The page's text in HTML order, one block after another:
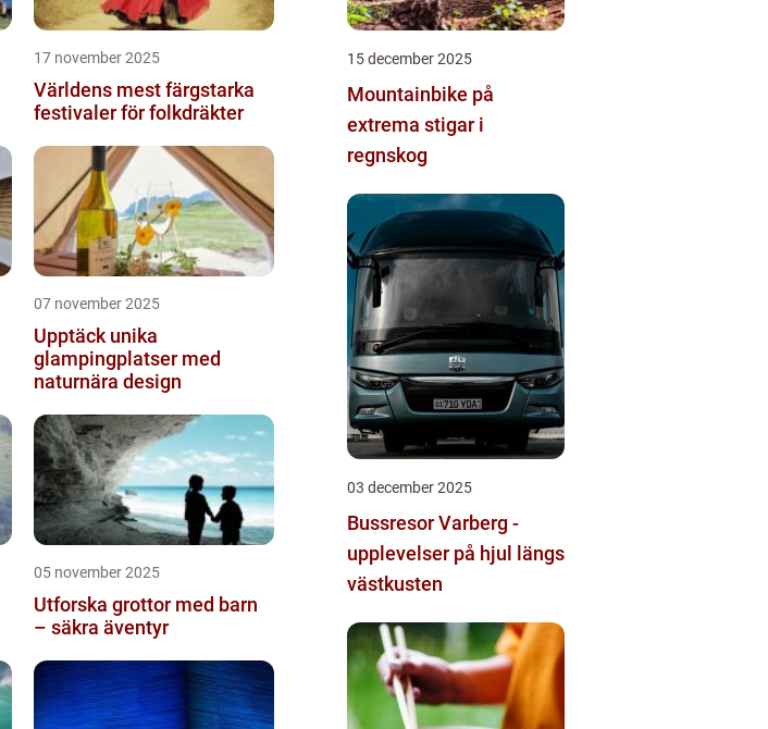
17 november 2025
Världens mest färgstarka
festivaler för folkdräkter
07 november 2025
Upptäck unika
glampingplatser med
naturnära design
05 november 2025
Utforska grottor med barn
– säkra äventyr
15 december 2025
Mountainbike på
extrema stigar i
regnskog
03 december 2025
Bussresor Varberg -
upplevelser på hjul längs
västkusten